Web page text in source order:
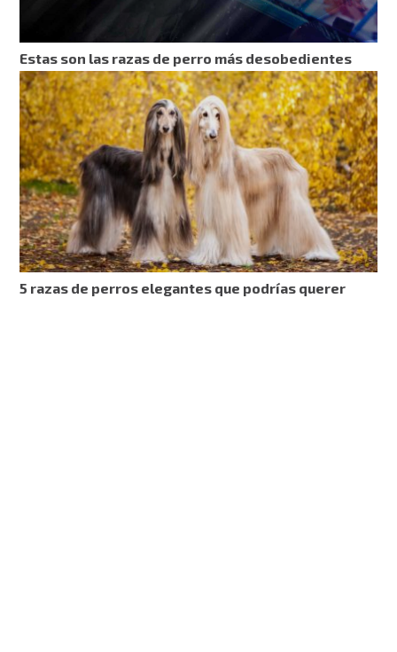
Estas son las razas de perro más desobedientes
5 razas de perros elegantes que podrías querer